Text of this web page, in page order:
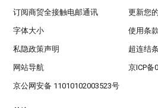
订阅商贸全接触电邮通讯 更新您
字体大小 使用条款
私隐政策声明 超连结
网站导航 京ICP备
京公网安备 11010102003523号